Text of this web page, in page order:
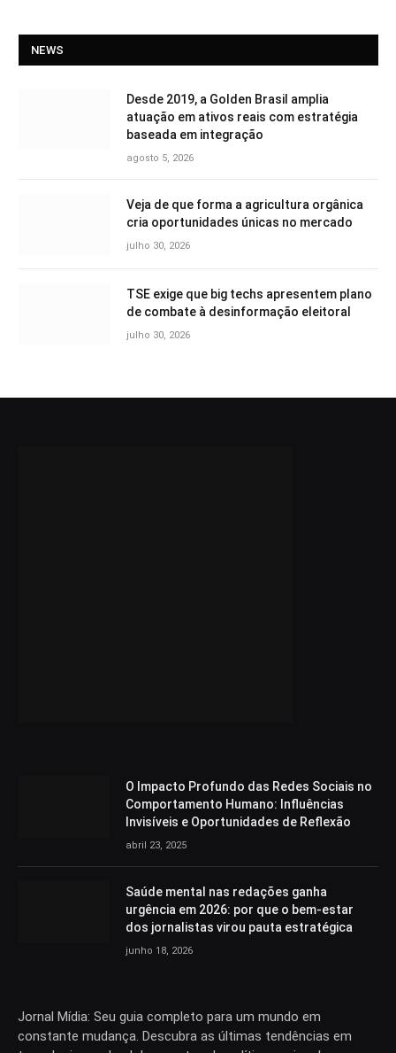
NEWS
Desde 2019, a Golden Brasil amplia
atuação em ativos reais com estratégia
baseada em integração
agosto 5, 2026
Veja de que forma a agricultura orgânica
cria oportunidades únicas no mercado
julho 30, 2026
TSE exige que big techs apresentem plano
de combate à desinformação eleitoral
julho 30, 2026
O Impacto Profundo das Redes Sociais no
Comportamento Humano: Influências
Invisíveis e Oportunidades de Reflexão
abril 23, 2025
Saúde mental nas redações ganha
urgência em 2026: por que o bem-estar
dos jornalistas virou pauta estratégica
junho 18, 2026
Jornal Mídia: Seu guia completo para um mundo em
constante mudança. Descubra as últimas tendências em